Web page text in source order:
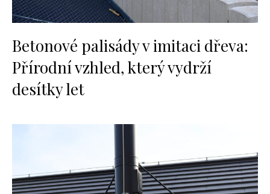
Betonové palisády v imitaci dřeva:
Přírodní vzhled, který vydrží
desítky let